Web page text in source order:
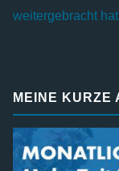
weitergebracht hat
MEINE KURZE